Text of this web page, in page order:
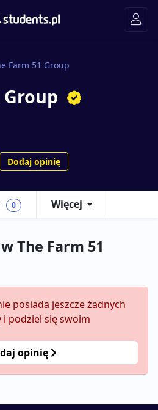
Farm 51 Group
Group
Dodaj opinię
0 Więcej
The Farm 51
posiada jeszcze żadnych
podziel się swoim
opinię